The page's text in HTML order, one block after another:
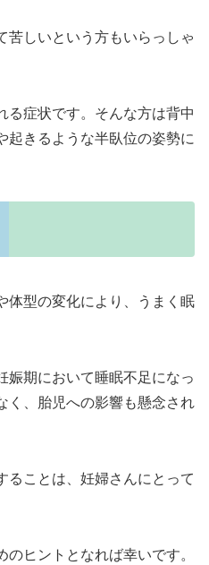
苦しいという方もいらっしゃ
る症状です。そんな方は背中
起きるような半臥位の姿勢に
体型の変化により、うまく眠
娠期において睡眠不足になっ
く、胎児への影響も懸念され
ることは、妊婦さんにとって
ヒントとなれば幸いです。